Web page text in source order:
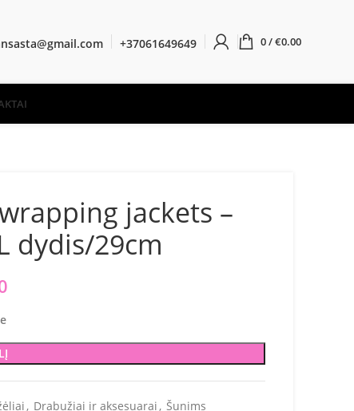
+37061649649 0/€0.00
jackets –
dydis/29cm
, Drabužiai ir aksesuarai , Šunims